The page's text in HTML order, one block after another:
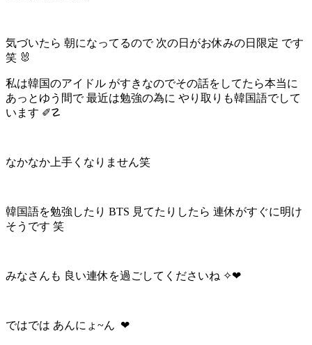
気づいたら 朝になってるので 次の日がお休みの日限定 です
笑 🐰
私は韓国のアイドル がすきなのでその話をしてたら本当に
あっとゆう間で 最近は勉強の為に やり取りも韓国語でして
います ✐☡
なかなか上手くなりません笑
韓国語を勉強したり BTS 見てたりしたら 連休がすぐに明け
そうです 笑
みなさんも 良い連休を過ごしてくださいね ✧‪‪❤︎‬
ではでは あんにょ~ん ‪‪❤︎‬